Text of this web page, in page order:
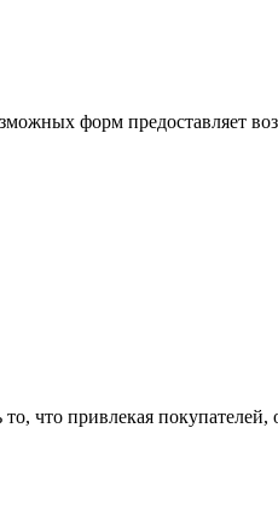
форм предоставляет
что привлекая покупателей,